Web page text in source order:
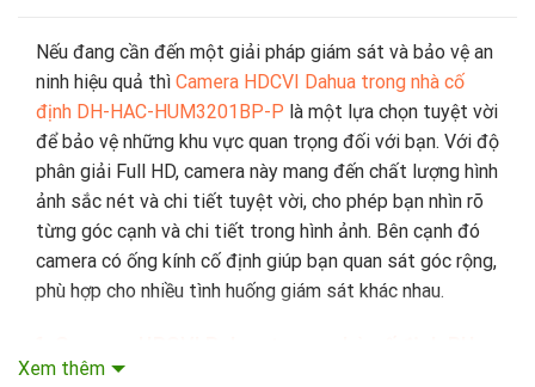
Nếu đang cần đến một giải pháp giám sát và bảo vệ an
ninh hiệu quả thì Camera HDCVI Dahua trong nhà cố
định DH-HAC-HUM3201BP-P là một lựa chọn tuyệt vời
để bảo vệ những khu vực quan trọng đối với bạn. Với độ
phân giải Full HD, camera này mang đến chất lượng hình
ảnh sắc nét và chi tiết tuyệt vời, cho phép bạn nhìn rõ
từng góc cạnh và chi tiết trong hình ảnh. Bên cạnh đó
camera có ống kính cố định giúp bạn quan sát góc rộng,
phù hợp cho nhiều tình huống giám sát khác nhau.
HAC-HUM3201BP-P
Xem thêm